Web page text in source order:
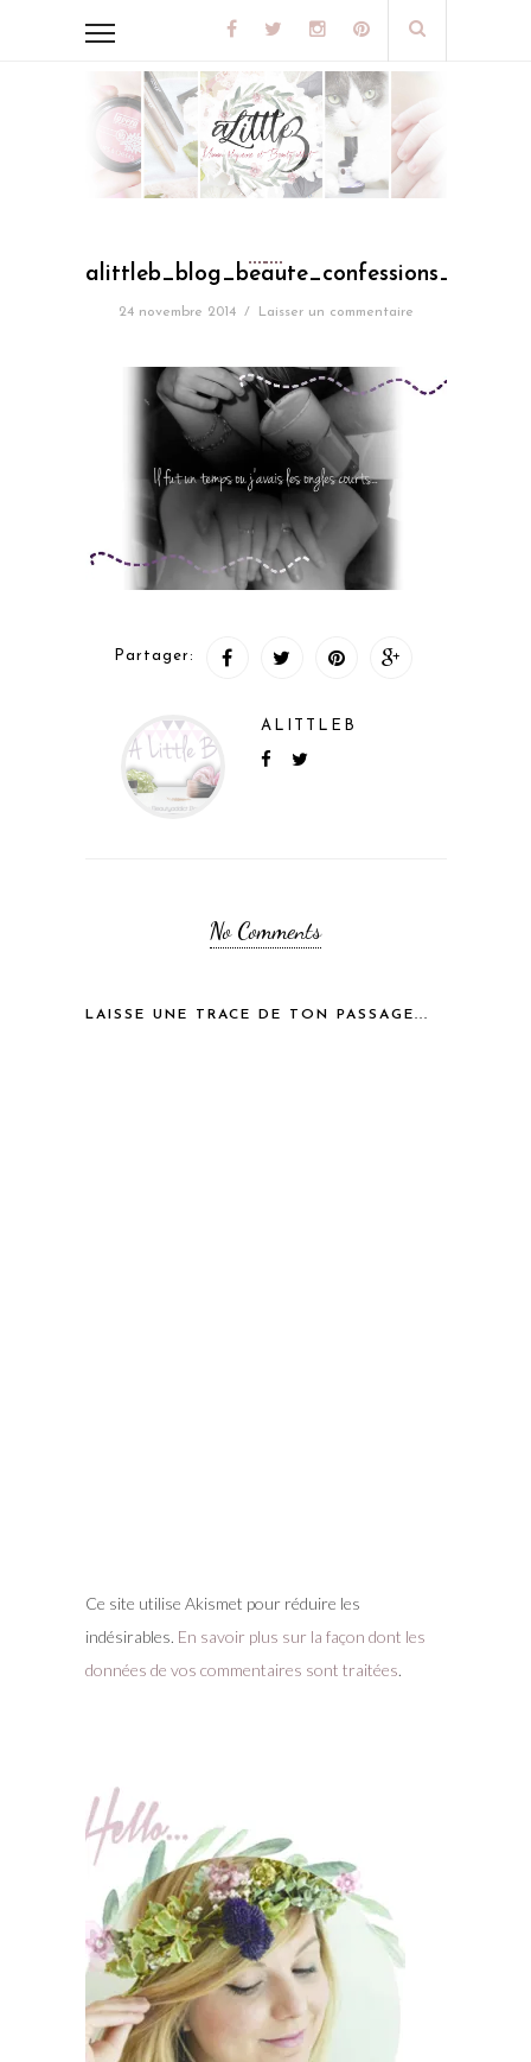
24 novembre 2014 / Laisser un commentaire
Partager:
ALITTLEB
No Comments
LAISSE UNE TRACE DE TON PASSAGE...
Ce site utilise Akismet pour réduire les
indésirables. En savoir plus sur la façon dont les
données de vos commentaires sont traitées.